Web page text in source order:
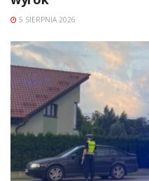
5 SIERPNIA 2026